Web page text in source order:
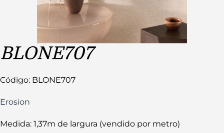
BLONE707
Código: BLONE707
Erosion
Medida: 1,37m de largura (vendido por metro)